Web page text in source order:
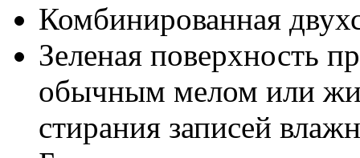
Комбинированная
Зеленая поверхность
обычным мелом или
стирания записей